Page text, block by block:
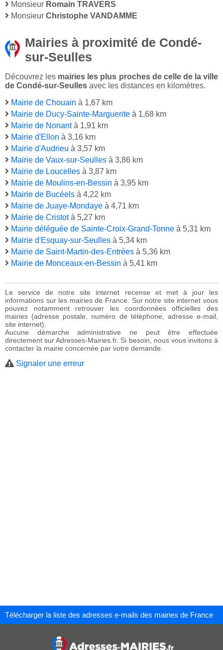
Monsieur Romain TRAVERS
Monsieur Christophe VANDAMME
Mairies à proximité de Condé-
sur-Seulles
Découvrez les mairies les plus proches de celle de la ville
de Condé-sur-Seulles avec les distances en kilomètres.
Mairie de Chouain à 1,67 km
Mairie de Ducy-Sainte-Marguerite à 1,68 km
Mairie de Nonantà 1,91 km
Mairie d'Ellon à 3,16 km
Mairie d'Audrieu à 3,57 km
Mairie de Vaux-sur-Seulles à 3,86 km
Mairie de Loucelles à 3,87 km
Mairie de Moulins-en-Bessin à 3,95 km
Mairie de Bucéels à 4,22 km
Mairie de Juaye-Mondaye à 4,71 km
Mairie de Cristotà 5,27 km
Mairie déléguée de Sainte-Croix-Grand-Tonne à 5,31 km
Mairie d'Esquay-sur-Seulles à 5,34 km
Mairie de Saint-Martin-des-Entrées à 5,36 km
Mairie de Monceaux-en-Bessin à 5,41 km
Le service de notre site internet recense et met à jour les
informations sur les mairies de France. Sur notre site internet vous
pouvez notamment retrouver les coordonnées officielles des
mairies (adresse postale, numéro de téléphone, adresse e-mail,
site internet).
Aucune démarche administrative ne peut être effectuée
directement sur Adresses-Mairies.fr. Si besoin, nous vous invitons à
contacter la mairie concernée par votre demande.
Signaler une erreur
Télécharger la liste des adresses e-mails des mairies de France